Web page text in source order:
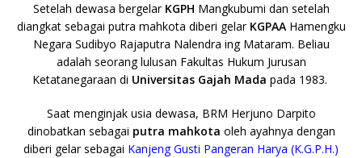
Setelah dewasa bergelar KGPH Mangkubumi dan setelah
diangkat sebagai putra mahkota diberi gelar KGPAAHamengku
Negara Sudibyo Rajaputra Nalendra ing Mataram. Beliau
adalah seorang lulusan Fakultas Hukum Jurusan
Ketatanegaraan di Universitas Gajah Mada pada 1983.
Saat menginjak usia dewasa, BRM Herjuno Darpito
dinobatkan sebagai putra mahkota oleh ayahnya dengan
diberi gelar sebagai Kanjeng Gusti Pangeran Harya (K.G.P.H.)